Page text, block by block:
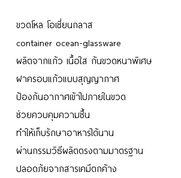
ขวดโหล โอเชี่ยนกลาส
container ocean-glassware
ผลิตจากแก้ว เนื้อใส ก้นขวดหนาพิเศษ
ฝาครอบแก้วแบบสุญญากาศ
ป้องกันอากาศเข้าไปภายในขวด
ช่วยควบคุมความชื้น
ทำให้เก็บรักษาอาหารได้นาน
ผ่านกรรมวิธีผลิตตรงตามมาตรฐาน
ปลอดภัยจากสารเคมีตกค้าง